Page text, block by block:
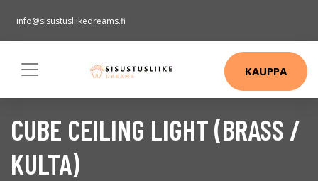
info@sisustusliikedreams.fi
KAUPPA
CUBE CEILING LIGHT (BRASS /
KULTA)